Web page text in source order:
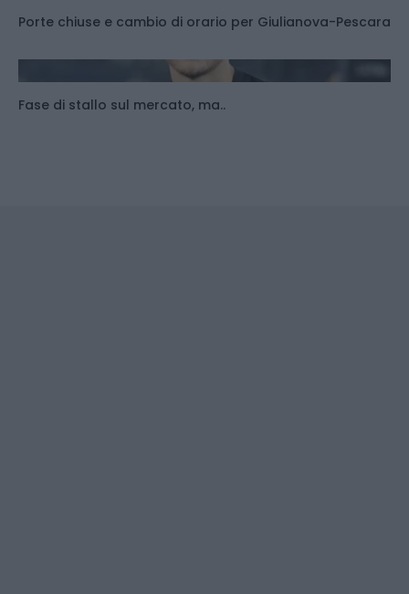
Porte chiuse e cambio di orario per Giulianova-Pescara
Fase di stallo sul mercato, ma..